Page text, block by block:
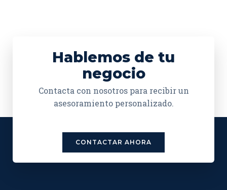
Hablemos de tu
negocio
Contacta con nosotros para recibir un
asesoramiento personalizado.
CONTACTAR AHORA